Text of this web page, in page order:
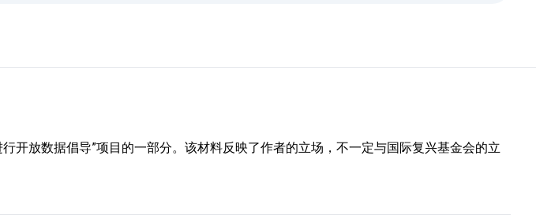
开放数据倡导”项目的一部分。该材料反映了作者的立场，不一定与国际复兴基金会的立